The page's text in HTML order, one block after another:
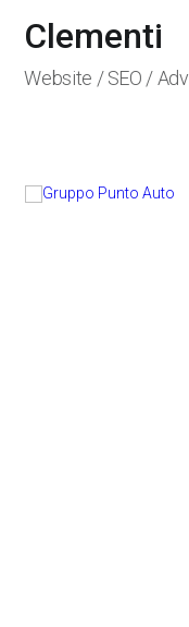
Clementi
Website / SEO / Adv